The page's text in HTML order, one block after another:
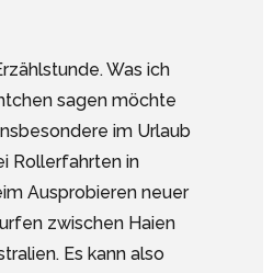
Was ich
sagen möchte
im Urlaub
Rollerfahrten in
Ausprobieren neuer
zwischen Haien
Es kann also